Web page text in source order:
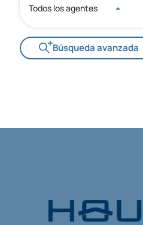
Todos los agentes
Búsqueda avanzada